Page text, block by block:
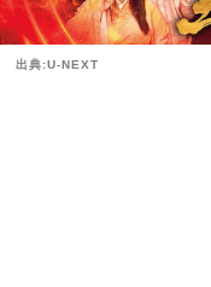
出典:U-NEXT